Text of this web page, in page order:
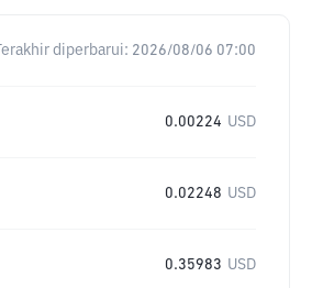
Terakhir diperbarui: 2026/08/06 07:00
0.00224 USD
0.02248 USD
0.35983 USD